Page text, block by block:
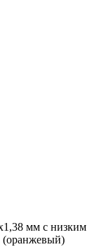
мм с низким
(оранжевый)